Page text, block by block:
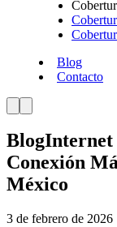
Blog
Contacto
Blog
Conexión
México
3 de febrero de 2026